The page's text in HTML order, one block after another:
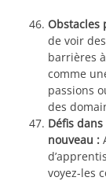
Obstacles
de voir
barrières
comme
passions
des
Défis
nouveau :
voyez-les